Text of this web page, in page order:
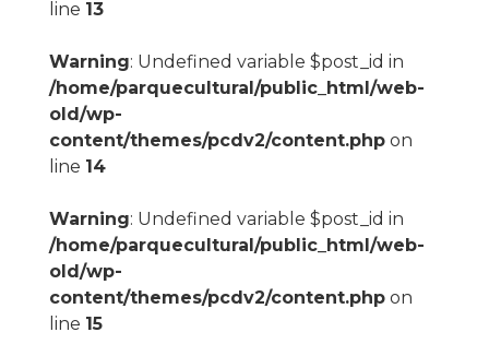
line 13
Warning: Undefined variable $post_id in
/home/parquecultural/public_html/web-
old/wp-
content/themes/pcdv2/content.phpon
line 14
Warning: Undefined variable $post_id in
/home/parquecultural/public_html/web-
old/wp-
content/themes/pcdv2/content.phpon
line 15